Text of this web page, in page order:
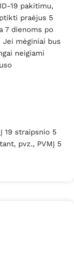
19 pakitimu,
praėjus 5
7 dienoms po
mėginiai bus
neigiami
19 straipsnio 5
pvz., PVMĮ 5